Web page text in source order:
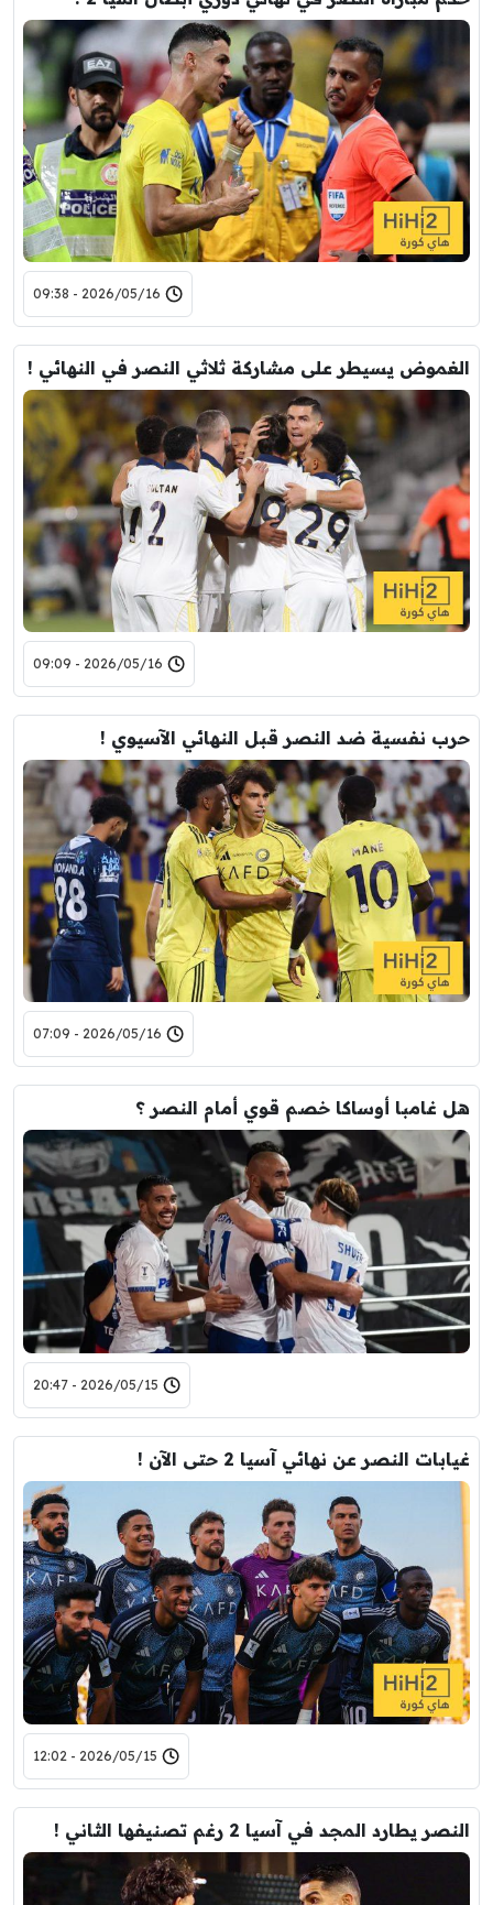
2026/05/16 - 09:38
الغموض يسيطر على مشاركة ثلاثي النصر في النهائي !
2026/05/16 - 09:09
حرب نفسية ضد ‎النصر قبل النهائي الآسيوي !
2026/05/16 - 07:09
هل غامبا أوساكا خصم قوي أمام النصر ؟
2026/05/15 - 20:47
غيابات النصر عن نهائي آسيا 2 حتى الآن !
2026/05/15 - 12:02
النصر يطارد المجد في آسيا 2 رغم تصنيفها الثاني !